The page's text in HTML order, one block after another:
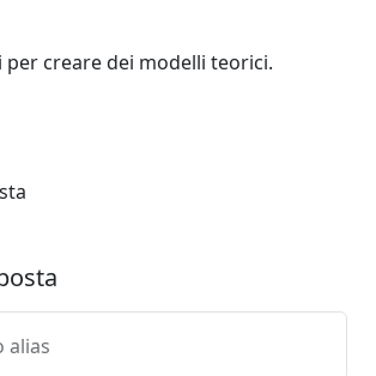
creare dei modelli teorici.
alias